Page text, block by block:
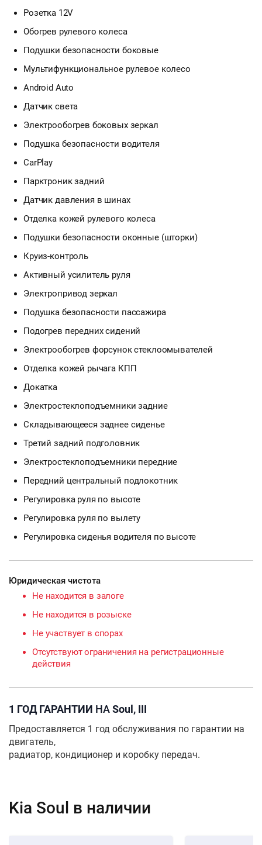
Розетка 12V
Обогрев рулевого колеса
Подушки безопасности боковые
Мультифункциональное рулевое колесо
Android Auto
Датчик света
Электрообогрев боковых зеркал
Подушка безопасности водителя
CarPlay
Парктроник задний
Датчик давления в шинах
Отделка кожей рулевого колеса
Подушки безопасности оконные (шторки)
Круиз-контроль
Активный усилитель руля
Электропривод зеркал
Подушка безопасности пассажира
Подогрев передних сидений
Электрообогрев форсунок стеклоомывателей
Отделка кожей рычага КПП
Докатка
Электростеклоподъемники задние
Складывающееся заднее сиденье
Третий задний подголовник
Электростеклоподъемники передние
Передний центральный подлокотник
Регулировка руля по высоте
Регулировка руля по вылету
Регулировка сиденья водителя по высоте
Юридическая чистота
Не находится в залоге
Не находится в розыске
Не участвует в спорах
Отсутствуют ограничения на регистрационные
действия
1 ГОД ГАРАНТИИ НАSoul, III
Предоставляется 1 год обслуживания по гарантии на
двигатель,
радиатор, кондиционер и коробку передач.
Kia Soul в наличии